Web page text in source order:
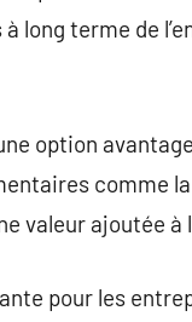
long terme de
option
comme
valeur ajoutée à
pour les